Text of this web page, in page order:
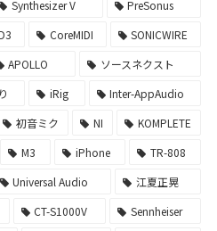
Synthesizer V
PreSonus
CoreMIDI
SONICWIRE
APOLLO
ソースネクスト
iRig
Inter-AppAudio
初音ミク NI
KOMPLETE
M3 iPhone
TR-808
Universal Audio
江夏正晃
CT-S1000V
Sennheiser